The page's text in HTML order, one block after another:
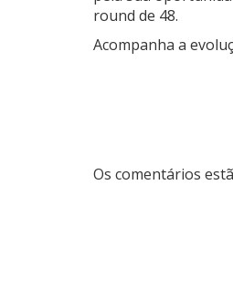
round de 48.
Acompanha a
Os comentários